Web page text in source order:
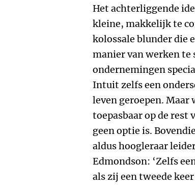
Het achterliggende
kleine, makkelijk te
kolossale blunder die
manier van werken
ondernemingen
Intuit zelfs een
leven geroepen.
toepasbaar op de rest
geen optie is.
aldus hoogleraar
Edmondson: ‘Zelfs
als zij een tweede